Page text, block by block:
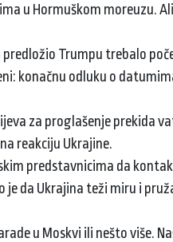
u Hormuškom moreuzu.
Trumpu trebalo
konačnu odluku o
za proglašenje prekida
reakciju Ukrajine.
predstavnicima da
da Ukrajina teži miru i
u Moskvi ili nešto više.